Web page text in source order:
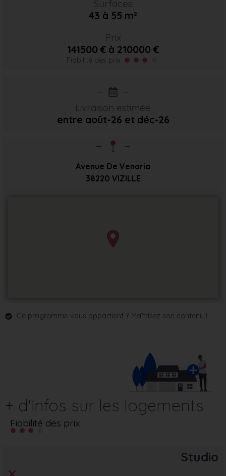
Surfaces
43 à 55 m²
Prix
141500 € à 210000 €
Fiabilité des prix
Livraison estimée
entre août-26 et déc-26
Avenue De Venaria
38220 VIZILLE
Ce programme vous appartient ? Maîtrisez son contenu !
+ d'infos sur les logements
Fiabilité des prix
Studio